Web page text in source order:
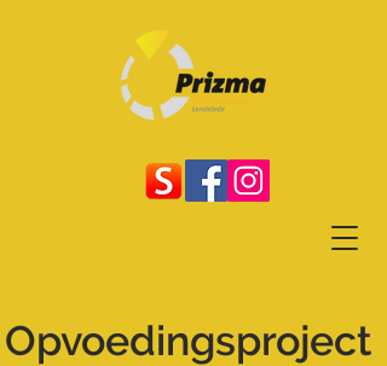
Opvoedingsproject